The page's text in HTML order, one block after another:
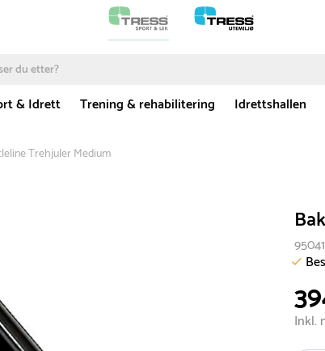
& Idrett Trening & rehabilitering Idrettshallen
Trehjuler Medium
Inkl.